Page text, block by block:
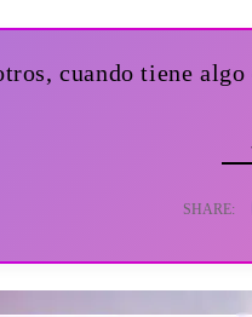
cuando tiene